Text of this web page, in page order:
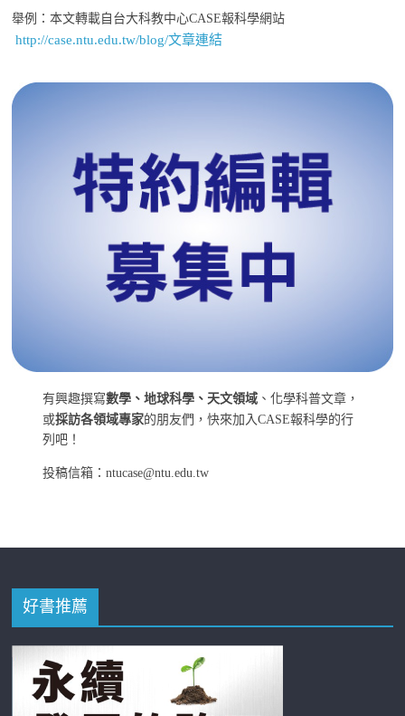
舉例：本文轉載自台大科教中心CASE報科學網站
http://case.ntu.edu.tw/blog/文章連結
有興趣撰寫數學、地球科學、天文領域 、化學科普文章，
或採訪各領域專家的朋友們，快來加入CASE報科學的行
列吧！
投稿信箱：ntucase@ntu.edu.tw
好書推薦